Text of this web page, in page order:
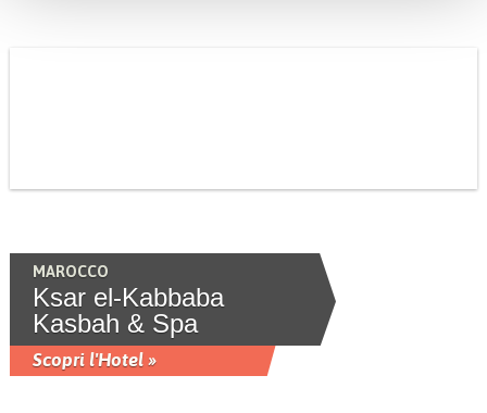
MAROCCO
Ksar el-Kabbaba
Kasbah & Spa
Scopri l'Hotel »